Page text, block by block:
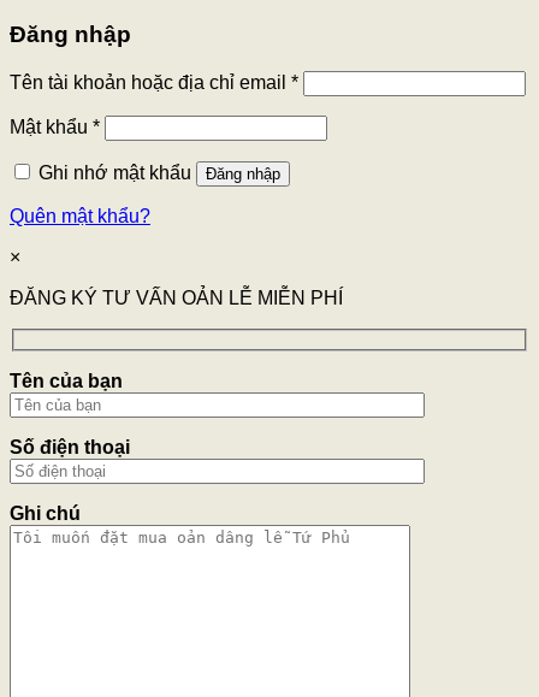
Đăng nhập
Tên tài khoản hoặc địa chỉ email *
Mật khẩu *
Ghi nhớ mật khẩu Đăng nhập
Quên mật khẩu?
×
ĐĂNG KÝ TƯ VẤN OẢN LỄ MIỄN PHÍ
Tên của bạn
Số điện thoại
Ghi chú